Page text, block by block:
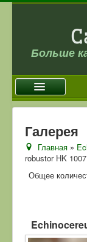
Больше
Новости
Галерея
Магазин
Отзывы
Галерея
Главная »
robustor HK 1007
Общее